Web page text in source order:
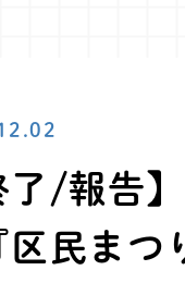
了/報告
区民ま